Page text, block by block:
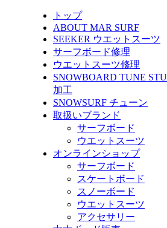
トップ
ABOUT MAR SURF
SEEKER ウエットスーツ
サーフボード修理
ウエットスーツ修理
SNOWBOARD TUNE
加工
SNOWSURF チューン
取扱いブランド
サーフボード
ウエットスーツ
オンラインショップ
サーフボード
スケートボード
スノーボード
ウエットスーツ
アクセサリー